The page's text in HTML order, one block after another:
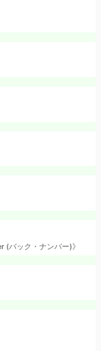
(バック・ナンバー)》